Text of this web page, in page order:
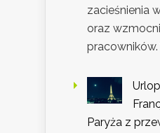
zacieśnienia
oraz
pracowników.
Paryża z